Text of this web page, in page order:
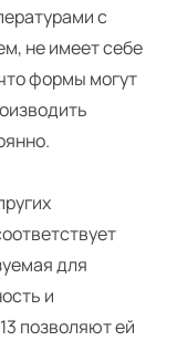
с
не имеет себе
формы могут
для
и
позволяют ей